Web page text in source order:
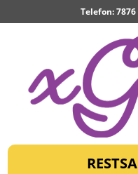
Telefon: 7876